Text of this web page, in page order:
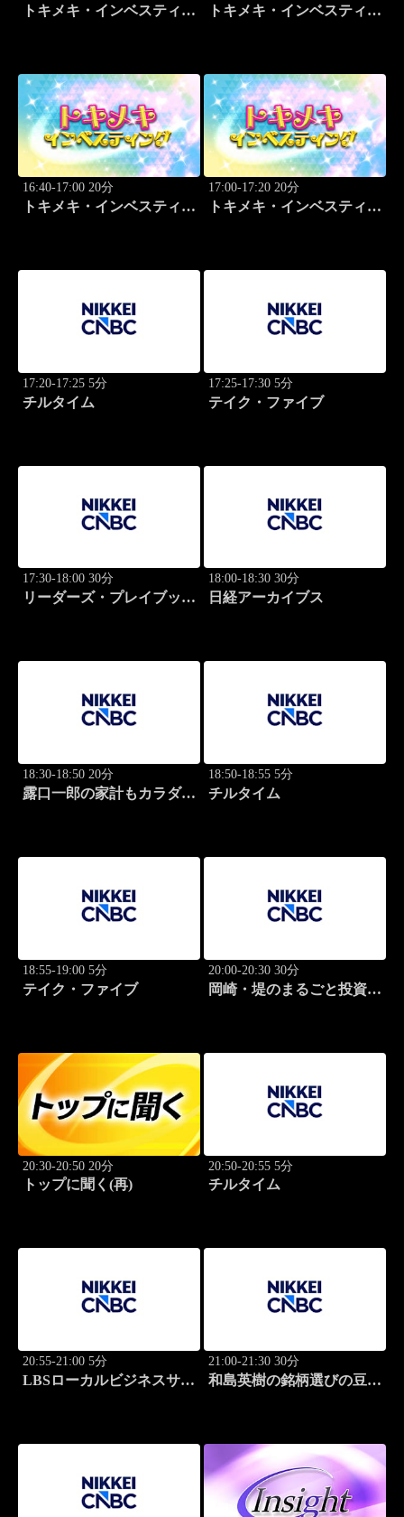
トキメキ・インベスティン
トキメキ・インベスティン
16:40-17:00 20分
トキメキ・インベスティン
17:00-17:20 20分
トキメキ・インベスティン
17:20-17:25 5分
チルタイム
17:25-17:30 5分
テイク・ファイブ
17:30-18:00 30分
リーダーズ・プレイブック
18:00-18:30 30分
日経アーカイブス
18:30-18:50 20分
露口一郎の家計もカラダも
18:50-18:55 5分
チルタイム
18:55-19:00 5分
テイク・ファイブ
20:00-20:30 30分
岡崎・堤のまるごと投資道
20:30-20:50 20分
トップに聞く(再)
20:50-20:55 5分
チルタイム
20:55-21:00 5分
LBSローカルビジネスサテ
21:00-21:30 30分
和島英樹の銘柄選びの豆知